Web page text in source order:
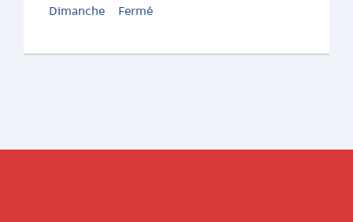
Dimanche
Fermé